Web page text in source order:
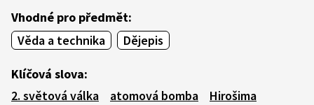
Vhodné pro předmět:
Věda a technika
Dějepis
Klíčová slova:
2. světová válka
atomová bomba
Hirošima